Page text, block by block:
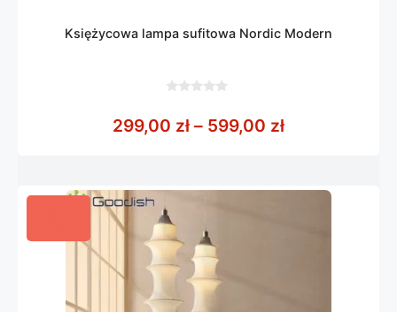
Księżycowa lampa sufitowa Nordic Modern
5
299,00 zł – 599,00 złZakres cen: